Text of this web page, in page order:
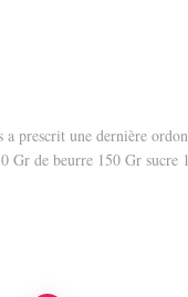
a prescrit une dernière
de beurre 150 Gr